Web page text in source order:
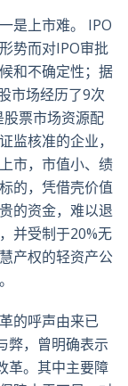
是上市难。 IPO
势而对IPO审批
和不确定性；据
市场经历了9次
票市场资源配
监核准的企业，
市，市值小、绩
的，凭借壳价值
的资金，难以退
并受制于20%无
产权的轻资产公
的呼声由来已
弊，曾明确表示
革。其中主要障